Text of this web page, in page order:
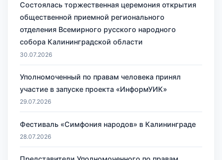
Состоялась торжественная церемония открытия
общественной приемной регионального
отделения Всемирного русского народного
собора Калининградской области
30.07.2026
Уполномоченный по правам человека принял
участие в запуске проекта «ИнформУИК»
29.07.2026
Фестиваль «Симфония народов» в Калининграде
28.07.2026